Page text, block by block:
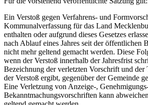
Ein Verstoß gegen Verfahrens- und
Kommunalverfassung für das Land
enthalten oder aufgrund dieses Gesetzes
nach Ablauf eines Jahres seit der öffentlichen
nicht mehr geltend gemacht werden. Diese
wenn der Verstoß innerhalb der Jahresfrist
Bezeichnung der verletzten Vorschrift und der
der Verstoß ergibt, gegenüber der Gemeinde
Eine Verletzung von Anzeige-,
Bekanntmachungsvorschriften kann